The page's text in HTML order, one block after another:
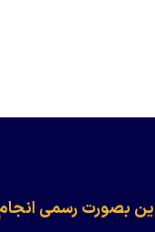
بصورت رسمی